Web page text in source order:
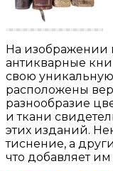
На изображении
антикварные
свою
расположены
разнообразие
и ткани
этих изданий.
тиснение, а
что добавляет